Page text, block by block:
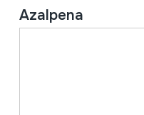
Azalpena